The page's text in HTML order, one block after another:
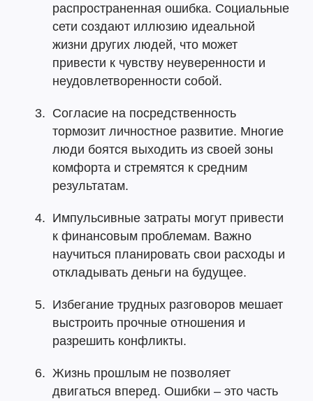
распространенная ошибка. Социальные
сети создают иллюзию идеальной
жизни других людей, что может
привести к чувству неуверенности и
неудовлетворенности собой.
Согласие на посредственность
тормозит личностное развитие. Многие
люди боятся выходить из своей зоны
комфорта и стремятся к средним
результатам.
Импульсивные затраты могут привести
к финансовым проблемам. Важно
научиться планировать свои расходы и
откладывать деньги на будущее.
Избегание трудных разговоров мешает
выстроить прочные отношения и
разрешить конфликты.
Жизнь прошлым не позволяет
двигаться вперед. Ошибки – это часть